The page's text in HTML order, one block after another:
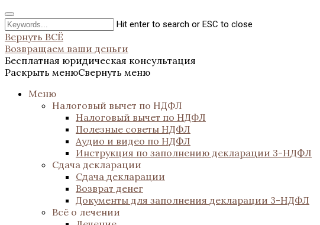
Hit enter to search or ESC to close
Вернуть ВСЁ
Возвращаем ваши деньги
Бесплатная юридическая консультация
Раскрыть менюСвернуть меню
Меню
Налоговый вычет по НДФЛ
Налоговый вычет по НДФЛ
Полезные советы НДФЛ
Аудио и видео по НДФЛ
Инструкция по заполнению декларации 3-НДФЛ
Сдача декларации
Сдача декларации
Возврат денег
Документы для заполнения декларации 3-НДФЛ
Всё о лечении